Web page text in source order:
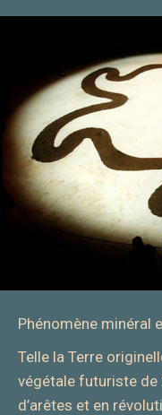
Phénomène minéral
Telle la Terre
végétale futuriste de
d’arêtes et en